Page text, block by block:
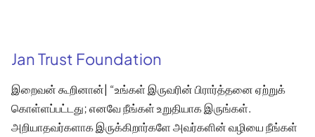
Jan Trust Foundation
இறைவன் கூறினான்| “உங்கள் இருவரின் பிரார்த்தனை ஏற்றுக்
கொள்ளப்பட்டது; எனவே நீங்கள் உறுதியாக இருங்கள்.
அறியாதவர்களாக இருக்கிறார்களே அவர்களின் வழியை நீங்கள்